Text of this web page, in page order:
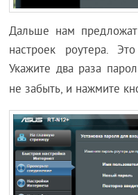
Дальше нам
настроек роутера.
Укажите два раза
не забыть, и нажмите